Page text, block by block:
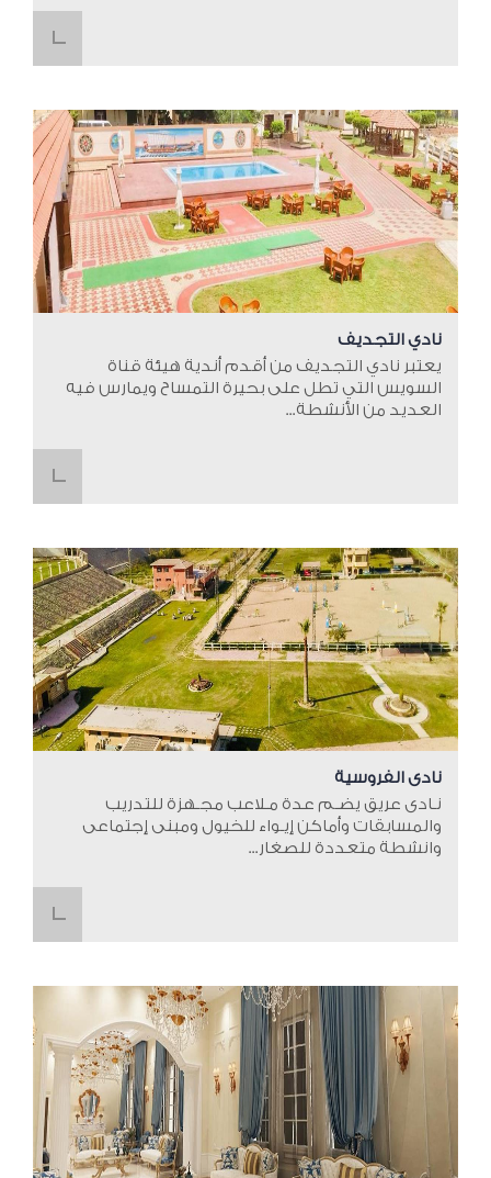
نادي التجديف
يعتبر نادي التجديف من أقدم أندية هيئة قناة
السويس التي تطل على بحيرة التمساح ويمارس فيه
العديد من الأنشطة...
نادى الفروسية
نـادى عريق يضـم عدة مـلاعب مجـهزة للتدريب
والمسابقات وأماكن إيـواء للخيول ومبنى إجتماعى
وانشطة متعددة للصغار...